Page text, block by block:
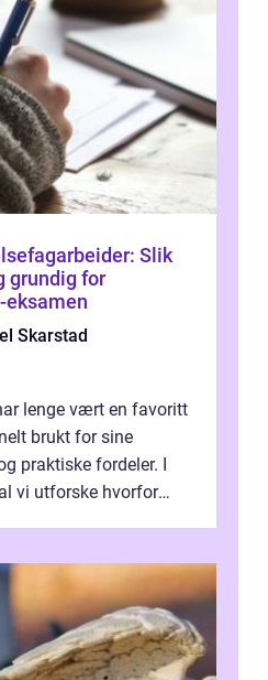
Slik
grundig for
eksamen
Skarstad
lenge vært en favoritt
brukt for sine
praktiske fordeler. I
vi utforske hvorfor